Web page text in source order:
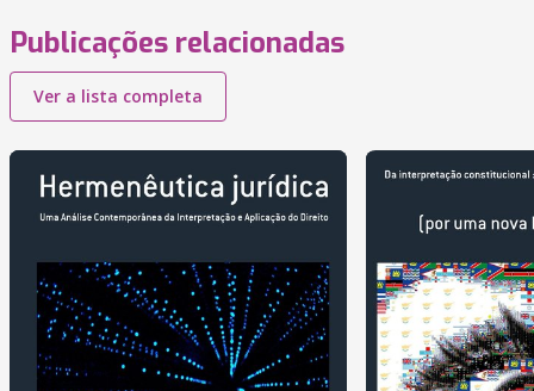
Publicações relacionadas
Ver a lista completa